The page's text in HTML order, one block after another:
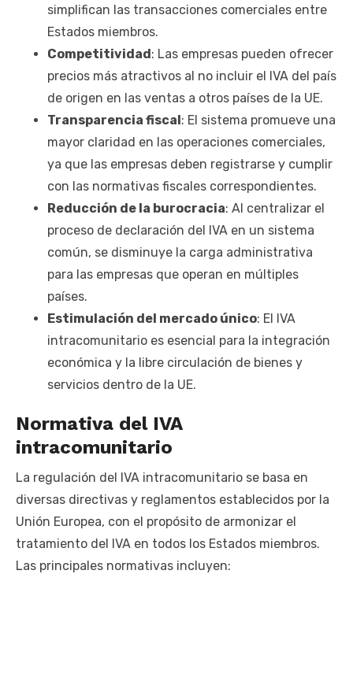
simplifican las transacciones comerciales entre
Estados miembros.
Competitividad : Las empresas pueden ofrecer
precios más atractivos al no incluir el IVA del país
de origen en las ventas a otros países de la UE.
Transparencia fiscal : El sistema promueve una
mayor claridad en las operaciones comerciales,
ya que las empresas deben registrarse y cumplir
con las normativas fiscales correspondientes.
Reducción de la burocracia: Al centralizar el
proceso de declaración del IVA en un sistema
común, se disminuye la carga administrativa
para las empresas que operan en múltiples
países.
Estimulación del mercado único: El IVA
intracomunitario es esencial para la integración
económica y la libre circulación de bienes y
servicios dentro de la UE.
Normativa del IVA
intracomunitario
La regulación del IVA intracomunitario se basa en
diversas directivas y reglamentos establecidos por la
Unión Europea, con el propósito de armonizar el
tratamiento del IVA en todos los Estados miembros.
Las principales normativas incluyen: